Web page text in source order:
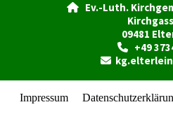
Ev.-Luth.
09481
+49

Impressum